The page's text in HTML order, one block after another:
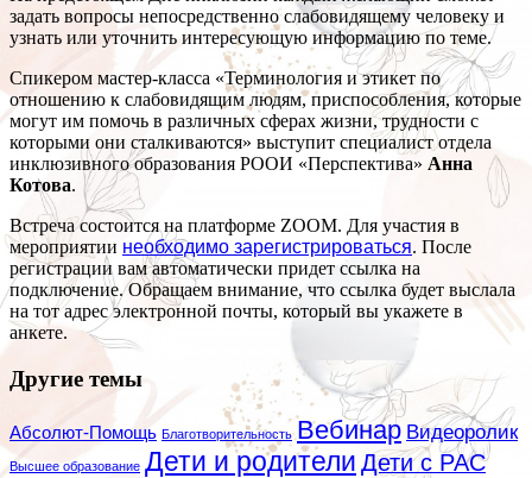
задать вопросы непосредственно слабовидящему человеку и
узнать или уточнить интересующую информацию по теме.
Спикером мастер-класса «Терминология и этикет по
отношению к слабовидящим людям, приспособления, которые
могут им помочь в различных сферах жизни, трудности с
которыми они сталкиваются» выступит специалист отдела
инклюзивного образования РООИ «Перспектива» Анна
Котова.
Встреча состоится на платформе ZOOM. Для участия в
мероприятии необходимо зарегистрироваться. После
регистрации вам автоматически придет ссылка на
подключение. Обращаем внимание, что ссылка будет выслала
на тот адрес электронной почты, который вы укажете в
анкете.
Другие темы
Абсолют-Помощь Благотворительность Вебинар Видеоролик
Высшее образование Дети и родители Дети с РАС